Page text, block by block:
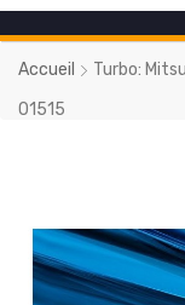
Accueil
Turbo:
01515